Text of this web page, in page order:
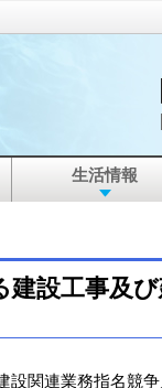
生活情報
設工事及
関連業務指名競